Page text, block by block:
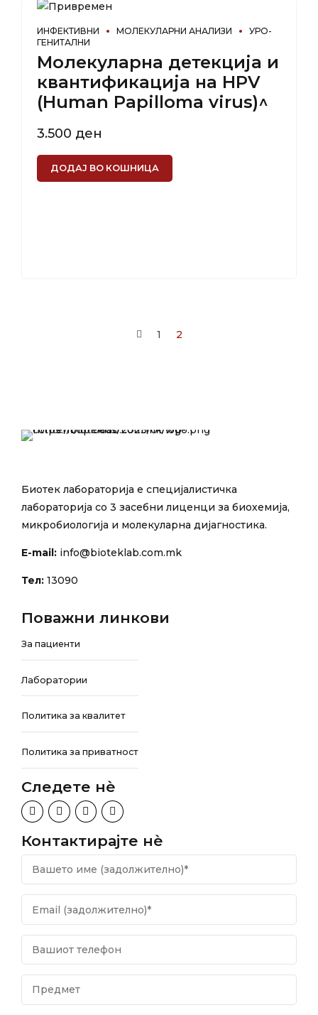
ИНФЕКТИВНИ МОЛЕКУЛАРНИ АНАЛИЗИ
УРО-
ГЕНИТАЛНИ
Молекуларна детекција и
квантификација на HPV
(Human Papilloma virus)^
3.500 ден
ДОДАЈ ВО КОШНИЦА
1 2
Биотек лабораторија е специјалистичка
лабораторија со 3 засебни лиценци за биохемија,
микробиологија и молекуларна дијагностика.
E-mail: info@bioteklab.com.mk
Тел: 13090
Поважни линкови
За пациенти
Лаборатории
Политика за квалитет
Политика за приватност
Следете нѐ
Контактирајте нѐ